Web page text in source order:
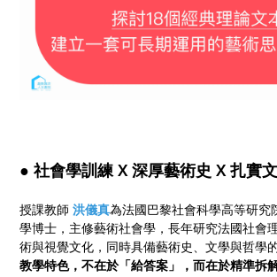
● 社會學訓練 X 深厚藝術史 X 扎實
授課教師洪儀真為法國巴黎社會科學高等研究
學博士，主修藝術社會學，長年研究法國社會
術與視覺文化，同時具備藝術史、文學與哲學
教學特色，不在於「給答案」，而在於精準拆